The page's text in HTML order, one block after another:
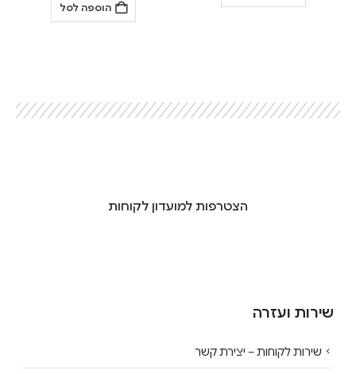
הוספה לסל
הצטרפות למועדון לקוחות
שירות ועזרה
שירות לקוחות – יצירת קשר